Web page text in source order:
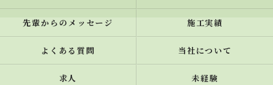
先輩からのメッセージ 施工実績
よくある質問 当社について
求人 未経験